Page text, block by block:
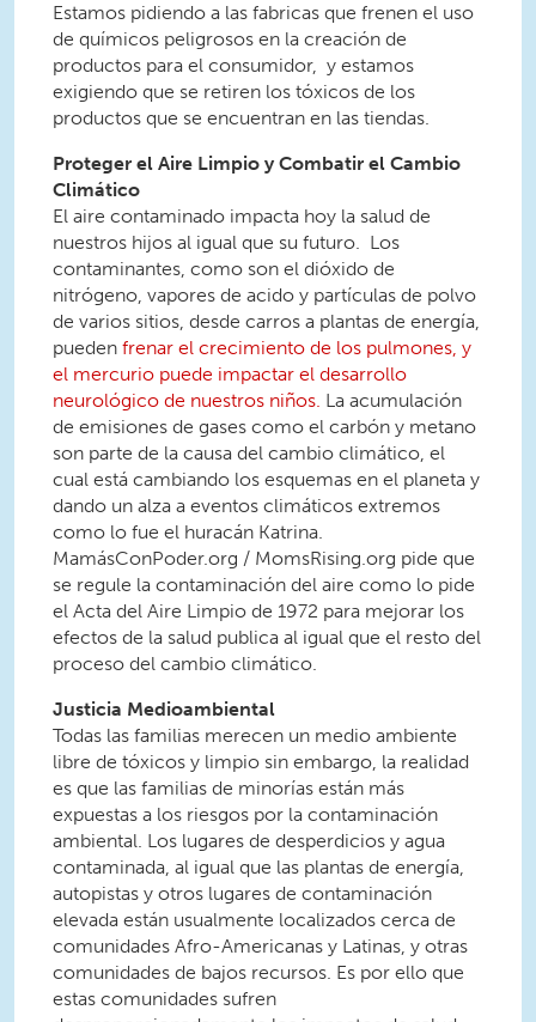
Estamos pidiendo a las fabricas que frenen el uso
de químicos peligrosos en la creación de
productos para el consumidor, y estamos
exigiendo que se retiren los tóxicos de los
productos que se encuentran en las tiendas.
Proteger el Aire Limpio y Combatir el Cambio
Climático
El aire contaminado impacta hoy la salud de
nuestros hijos al igual que su futuro. Los
contaminantes, como son el dióxido de
nitrógeno, vapores de acido y partículas de polvo
de varios sitios, desde carros a plantas de energía,
pueden frenar el crecimiento de los pulmones, y
el mercurio puede impactar el desarrollo
neurológico de nuestros niños. La acumulación
de emisiones de gases como el carbón y metano
son parte de la causa del cambio climático, el
cual está cambiando los esquemas en el planeta y
dando un alza a eventos climáticos extremos
como lo fue el huracán Katrina.
MamásConPoder.org / MomsRising.org pide que
se regule la contaminación del aire como lo pide
el Acta del Aire Limpio de 1972 para mejorar los
efectos de la salud publica al igual que el resto del
proceso del cambio climático.
Justicia Medioambiental
Todas las familias merecen un medio ambiente
libre de tóxicos y limpio sin embargo, la realidad
es que las familias de minorías están más
expuestas a los riesgos por la contaminación
ambiental. Los lugares de desperdicios y agua
contaminada, al igual que las plantas de energía,
autopistas y otros lugares de contaminación
elevada están usualmente localizados cerca de
comunidades Afro-Americanas y Latinas, y otras
comunidades de bajos recursos. Es por ello que
estas comunidades sufren